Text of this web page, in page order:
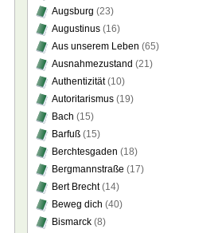
Augsburg (23)
Augustinus (16)
Aus unserem Leben (65)
Ausnahmezustand (21)
Authentizität(10)
Autoritarismus (19)
Bach (15)
Barfuß (15)
Berchtesgaden (18)
Bergmannstraße (17)
Bert Brecht(14)
Beweg dich (40)
Bismarck (8)